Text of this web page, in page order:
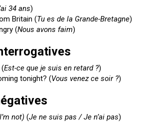
34 ans)
Britain (Tu es de la Grande-Bretagne)
(Nous avons faim)
(Est-ce que je suis en retard ?)
tonight? (Vous venez ce soir ?)
not) (Je ne suis pas / Je n’ai pas)